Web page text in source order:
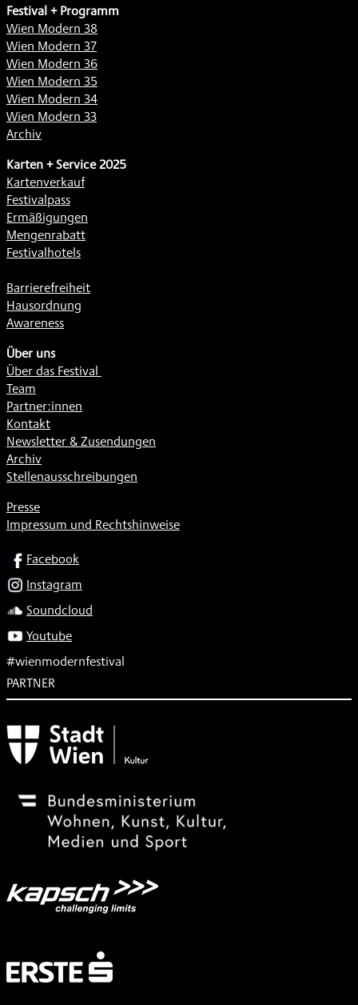
Festival + Programm
Wien Modern 38
Wien Modern 37
Wien Modern 36
Wien Modern 35
Wien Modern 34
Wien Modern 33
Archiv
Karten + Service 2025
Kartenverkauf
Festivalpass
Ermäßigungen
Mengenrabatt
Festivalhotels
Barrierefreiheit
Hausordnung
Awareness
Über uns
Über das Festival
Team
Partner:innen
Kontakt
Newsletter & Zusendungen
Archiv
Stellenausschreibungen
Presse
Impressum und Rechtshinweise
SOCIALFacebook
Instagram
Soundcloud
Youtube
#wienmodernfestival
PARTNER
Subventionsgeber